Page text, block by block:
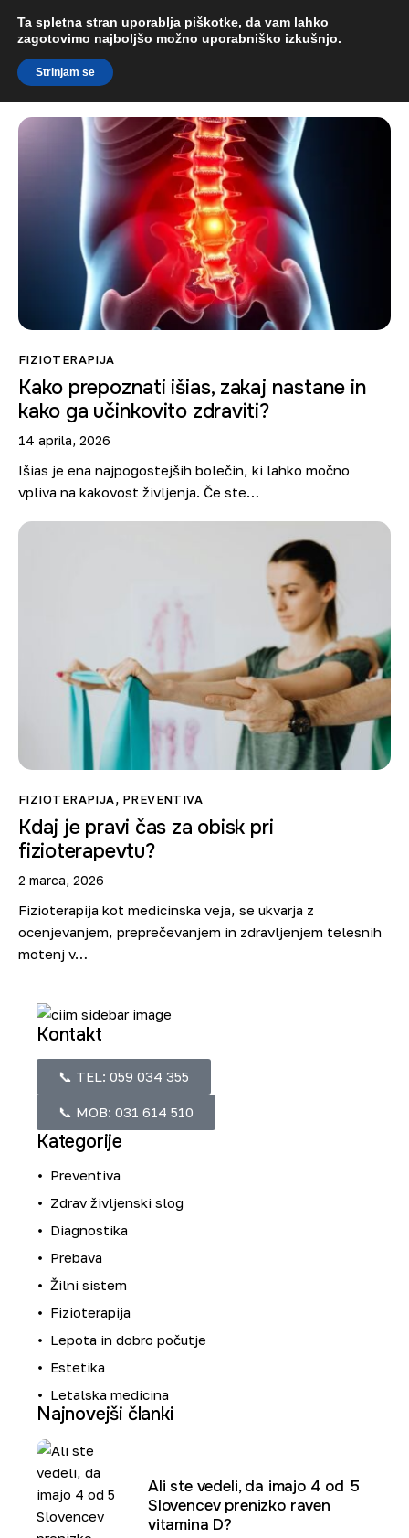
Kontakt
Domov
O nas
Simptomi in težave
Storitve
Cenik
E-naročanje
Mnenja
Članki
Trgovina
FIZIOTERAPIJA
Kako prepoznati išias, zakaj nastane in
kako ga učinkovito zdraviti?
14 aprila, 2026
Išias je ena najpogostejših bolečin, ki lahko močno
vpliva na kakovost življenja. Če ste…
FIZIOTERAPIJA, PREVENTIVA
Kdaj je pravi čas za obisk pri
fizioterapevtu?
2 marca, 2026
Fizioterapija kot medicinska veja, se ukvarja z
ocenjevanjem, preprečevanjem in zdravljenjem telesnih
motenj v…
Kontakt
📞 TEL: 059 034 355
📞 MOB: 031 614 510
Kategorije
Preventiva
Zdrav življenski slog
Diagnostika
Prebava
Žilni sistem
Fizioterapija
Lepota in dobro počutje
Estetika
Letalska medicina
Najnovejši članki
Ali ste vedeli, da imajo 4 od 5
Slovencev prenizko raven
vitamina D?
Ta spletna stran uporablja piškotke, da vam lahko
zagotovimo najboljšo možno uporabniško izkušnjo.
Strinjam se